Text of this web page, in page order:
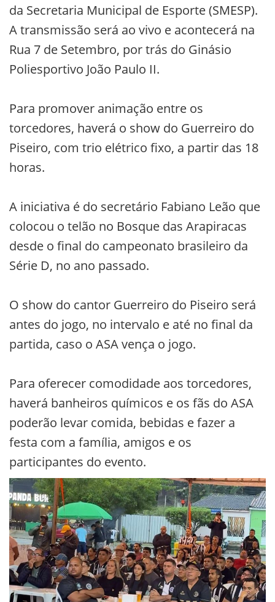
da Secretaria Municipal de Esporte (SMESP).
A transmissão será ao vivo e acontecerá na
Rua 7 de Setembro, por trás do Ginásio
Poliesportivo João Paulo II.
Para promover animação entre os
torcedores, haverá o show do Guerreiro do
Piseiro, com trio elétrico fixo, a partir das 18
horas.
A iniciativa é do secretário Fabiano Leão que
colocou o telão no Bosque das Arapiracas
desde o final do campeonato brasileiro da
Série D, no ano passado.
O show do cantor Guerreiro do Piseiro será
antes do jogo, no intervalo e até no final da
partida, caso o ASA vença o jogo.
Para oferecer comodidade aos torcedores,
haverá banheiros químicos e os fãs do ASA
poderão levar comida, bebidas e fazer a
festa com a família, amigos e os
participantes do evento.